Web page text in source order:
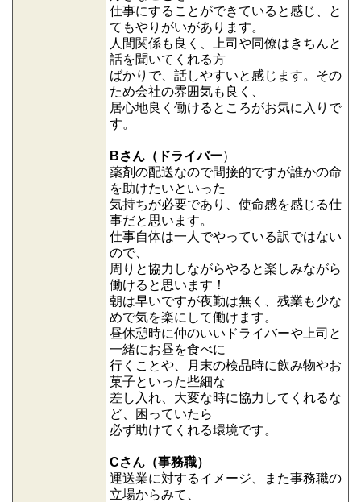
仕事にすることができていると感じ、と
てもやりがいがあります。
人間関係も良く、上司や同僚はきちんと
話を聞いてくれる方
ばかりで、話しやすいと感じます。その
ため会社の雰囲気も良く、
居心地良く働けるところがお気に入りで
す。
Bさん（ドライバー）
薬剤の配送なので間接的ですが誰かの命
を助けたいといった
気持ちが必要であり、使命感を感じる仕
事だと思います。
仕事自体は一人でやっている訳ではない
ので、
周りと協力しながらやると楽しみながら
働けると思います！
朝は早いですが夜勤は無く、残業も少な
めで気を楽にして働けます。
昼休憩時に仲のいいドライバーや上司と
一緒にお昼を食べに
行くことや、月末の検品時に飲み物やお
菓子といった些細な
差し入れ、大変な時に協力してくれるな
ど、困っていたら
必ず助けてくれる環境です。
Cさん（事務職）
運送業に対するイメージ、また事務職の
立場からみて、